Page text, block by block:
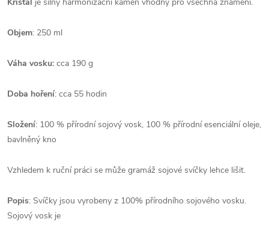
Objem: 250 ml
Váha vosku: cca 190 g
Doba hoření: cca 55 hodin
Složení: 100 % přírodní sojový vosk, 100 % přírodní esenciální oleje,
bavlněný kno
Vzhledem k ruční práci se může gramáž sojové svíčky lehce lišit.
Popis: Svíčky jsou vyrobeny z 100% přírodního sojového vosku.
Sojový vosk je